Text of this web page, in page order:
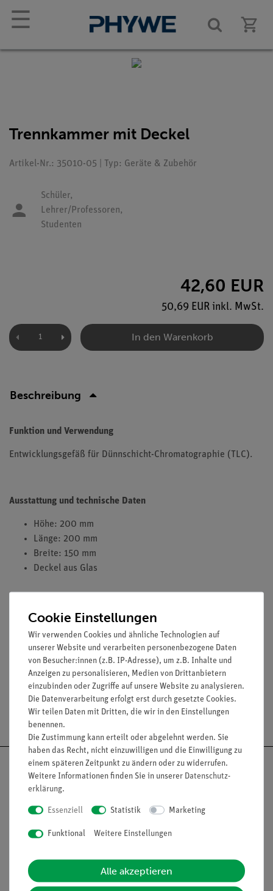
☰
Trennkammer mit Deckel
Artikel-Nr.: 35010-05 | Typ: Geräte & Zubehör
Schüler,
Lehrer/Professoren,
Studenten
42,60 EUR
50,69 EUR inkl. MwSt.
In den Warenkorb
Beschreibung
Funktion und Verwendung
Entwicklungsgefäß für Dünnschicht-Chromatographie (TLC).
Ausstattung und technische Daten
Höhe: 200 mm
Länge: 200 mm
Breite: 150 mm
Deckel aus Glas
Lieferumfang
Versandkostenfrei ab 300,- €
Nach oben
Informationen Service
Cookie Einstellungen
Wir verwenden Cookies und ähnliche Technologien auf
unserer Website und verarbeiten personenbezogene Daten
von Besucher:innen (z.B. IP-Adresse), um z.B. Inhalte und
Anzeigen zu personalisieren, Medien von Drittanbietern
einzubinden oder Zugriffe auf unsere Website zu analysieren.
Die Datenverarbeitung erfolgt erst durch gesetzte Cookies.
Wir teilen Daten mit Dritten, die wir in den Einstellungen
benennen.
Die Zustimmung kann erteilt oder abgelehnt werden. Sie
haben das Recht, nicht einzuwilligen und die Einwilligung zu
einem späteren Zeitpunkt zu ändern oder zu widerrufen.
Weitere Informationen finden Sie in unserer Daten­schutz­
erklärung.
Essenziell Statistik Marketing
Funktional Weitere Einstellungen
Alle akzeptieren